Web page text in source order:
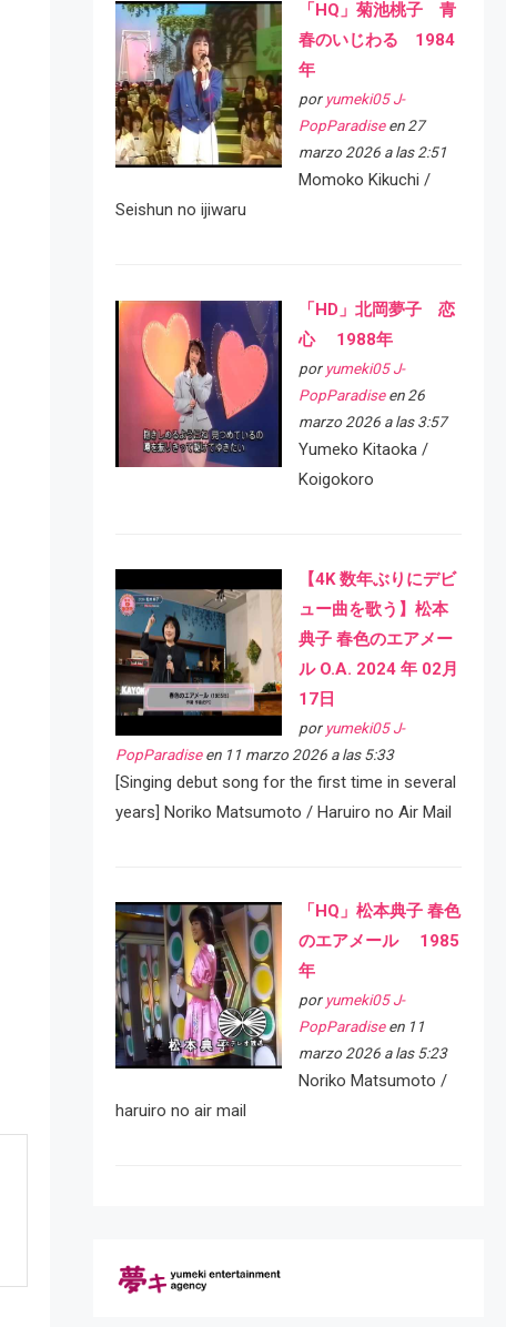
「HQ」菊池桃子 青
春のいじわる 1984
年
por yumeki05 J-
PopParadiseen 27
marzo 2026 a las 2:51
Momoko Kikuchi /
Seishun no ijiwaru
「HD」北岡夢子 恋
心 1988年
por yumeki05 J-
PopParadiseen 26
marzo 2026 a las 3:57
Yumeko Kitaoka /
Koigokoro
【4K 数年ぶりにデビ
ュー曲を歌う】松本
典子 春色のエアメー
ル O.A. 2024 年 02月
17日
por yumeki05 J-
PopParadiseen 11 marzo 2026 a las 5:33
[Singing debut song for the first time in several
years] Noriko Matsumoto / Haruiro no Air Mail
「HQ」松本典子 春色
のエアメール 1985
年
por yumeki05 J-
PopParadiseen 11
marzo 2026 a las 5:23
Noriko Matsumoto /
haruiro no air mail